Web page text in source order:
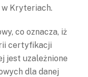
w Kryteriach.
co oznacza, iż
certyfikacji
jest uzależnione
dla danej